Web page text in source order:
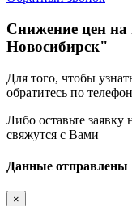
Снижение цен на
Новосибирск"
Для того, чтобы
обратитесь по
Либо оставьте
свяжутся с Вами
Данные отправлены
×